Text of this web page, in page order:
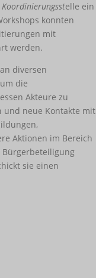
Koordinierungsstelle ein
konnten
mit
werden.
diversen
die
Akteure zu
und neue Kontakte mit
Aktionen im Bereich
sie einen